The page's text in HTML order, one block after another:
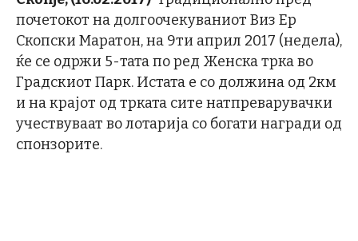
почетокот на долгоочекуваниот Виз Ер
Скопски Маратон, на 9ти април 2017 (недела),
ќе се одржи 5-тата по ред Женска трка во
Градскиот Парк. Истата е со должина од 2км
и на крајот од трката сите натпреварувачки
учествуваат во лотарија со богати награди од
спонзорите.